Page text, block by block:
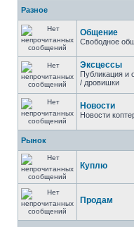
Разное
Общение
Свободное
Эксцессы
Публикация и
/ дровишки
Новости
Новости
Рынок
Куплю
Продам